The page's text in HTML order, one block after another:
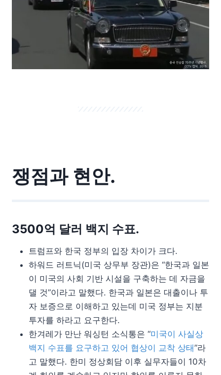
쟁점과 현안.
3500억 달러 백지 수표.
트럼프와 한국 정부의 입장 차이가 크다.
하워드 러트닉(미국 상무부 장관)은 “한국과 일본
이 미국의 사회 기반 시설을 구축하는 데 자금을
댈 것”이라고 말했다. 한국과 일본은 대출이나 투
자 보증으로 이해하고 있는데 미국 정부는 지분
투자를 하라고 요구한다.
한겨레가 만난 워싱턴 소식통은 “미국이 사실상
백지 수표를 요구하고 있어 협상이 교착 상태”라
고 말했다. 한미 정상회담 이후 실무자들이 10차